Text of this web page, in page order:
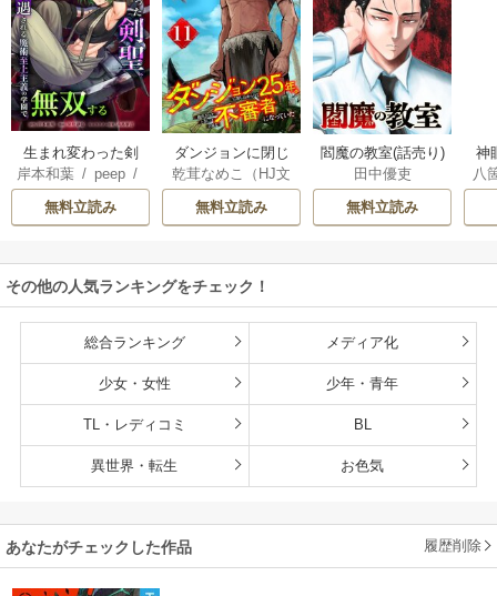
生まれ変わった剣
聖、剣士が冷遇さ
れる魔術至上主義
の学園で無双する
岸本和葉/ peep/
染野静也 /
/taskey STUDI
無料立読み
ダンジョンに閉じ
込められて25年。
救出されたときに
は立派な不審者に
版】
乾茸なめこ（HJ文
庫／ホビージャパ
ン刊）/御手洗太
無料立読み
閻魔の教室(話売り)
田中優吏
無料立読み
神
八
その他の人気ランキングをチェック！
総合ランキング メディア化
少女・女性 少年・青年
TL・レディコミ BL
異世界・転生 お色気
あなたがチェックした作品 履歴削除